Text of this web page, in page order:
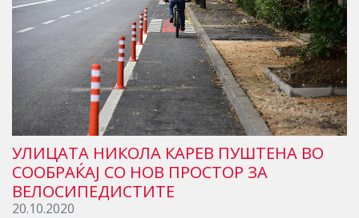
УЛИЦАТА НИКОЛА КАРЕВ ПУШТЕНА ВО
СООБРАЌАЈ СО НОВ ПРОСТОР ЗА
ВЕЛОСИПЕДИСТИТЕ
20.10.2020